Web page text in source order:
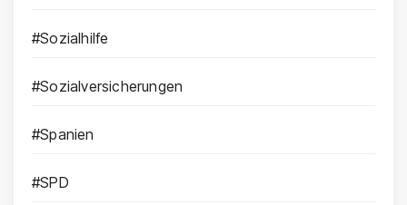
#Sozialhilfe
#Sozialversicherungen
#Spanien
#SPD